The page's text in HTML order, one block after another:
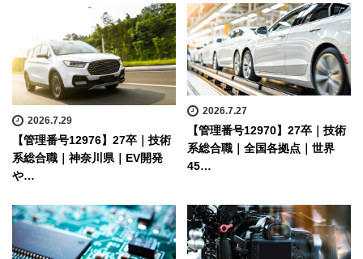
2026.7.29
【管理番号12976】27卒｜技術
系総合職｜神奈川県｜EV開発
や…
2026.7.27
【管理番号12970】27卒｜技術
系総合職｜全国各拠点｜世界
45…